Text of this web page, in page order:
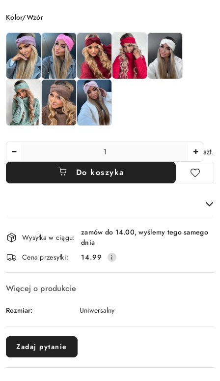
Wariant
Kolor/Wzór
szt.
Do koszyka
i
dostawa
Wysyłka w ciągu:
zamów do 14.00, wyślemy tego samego
dnia
Cena przesyłki:
14.99
Więcej o produkcie
Rozmiar: Uniwersalny
Zadaj pytanie